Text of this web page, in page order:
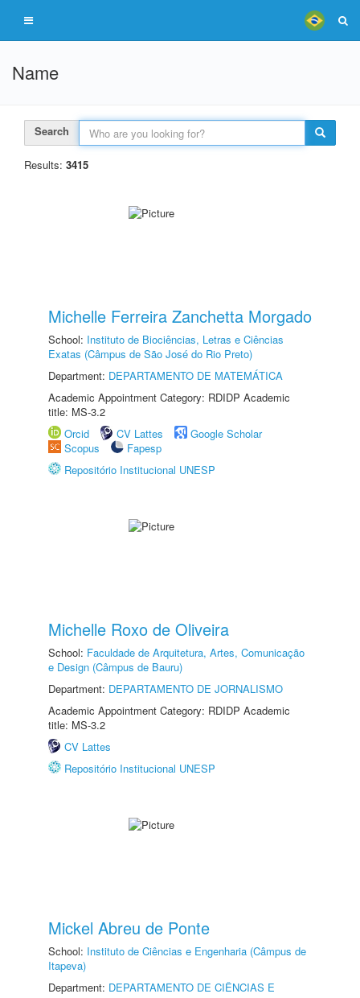
Name
Search
Results: 3415
Michelle Ferreira Zanchetta Morgado
School: Instituto de Biociências, Letras e Ciências
Exatas (Câmpus de São José do Rio Preto)
Department: DEPARTAMENTO DE MATEMÁTICA
Academic Appointment Category: RDIDP Academic
title: MS-3.2
Orcid
CV Lattes
Google Scholar
Scopus
Fapesp
Repositório Institucional UNESP
Michelle Roxo de Oliveira
School: Faculdade de Arquitetura, Artes, Comunicação
e Design (Câmpus de Bauru)
Department: DEPARTAMENTO DE JORNALISMO
Academic Appointment Category: RDIDP Academic
title: MS-3.2
CV Lattes
Repositório Institucional UNESP
Mickel Abreu de Ponte
School: Instituto de Ciências e Engenharia (Câmpus de
Itapeva)
Department: DEPARTAMENTO DE CIÊNCIAS E